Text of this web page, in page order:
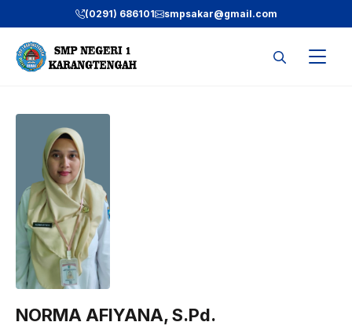
ke
(0291) 686101 smpsakar@gmail.com
NORMA AFIYANA, S.Pd.